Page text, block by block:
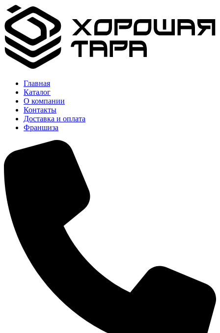
Главная
Каталог
О компании
Контакты
Доставка и оплата
Франшиза